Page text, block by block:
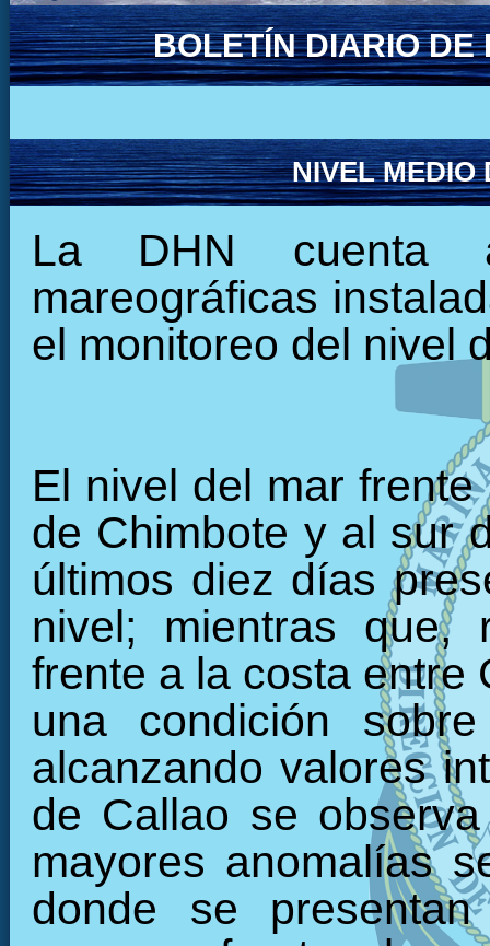
BOLETÍN DIARIO DE
NIVEL MEDIO
La DHN cuenta
mareográficas
el monitoreo del nivel
El nivel del mar
de Chimbote y al sur
últimos diez días
nivel; mientras que,
frente a la costa entre
una condición
alcanzando valores
de Callao se
mayores anomalías
donde se